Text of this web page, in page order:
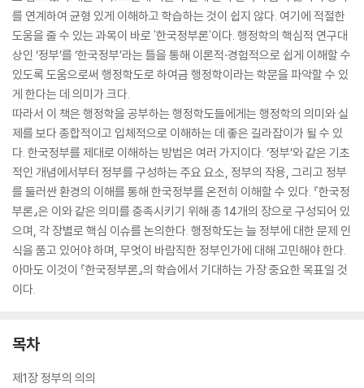
를 연계하여 균형 있게 이해하고 학습하는 것이 쉽지 않다. 여기에 적절한
도움을 줄 수 있는 과목이 바로 '한국정부론'이다. 행정학의 핵심적 연구대
상인 ‘정부’를 ‘한국정부’라는 틀을 통해 이론적·경험적으로 쉽게 이해할 수
있도록 도움으로써 행정학도로 하여금 행정학이라는 학문을 파악할 수 있
게 한다는 데 의미가 크다.
따라서 이 책은 행정학을 공부하는 행정학도들에게는 행정학의 의미와 실
제를 보다 종합적이고 입체적으로 이해하는 데 좋은 길라잡이가 될 수 있
다. 한국정부를 제대로 이해하는 방법은 여러 가지이다. ‘정부’와 같은 기초
적인 개념에서부터 정부를 구성하는 주요 요소, 정부의 작용, 그리고 정부
를 둘러싼 환경의 이해를 통해 한국정부를 온전히 이해할 수 있다. 『한국정
부론』은 이와 같은 의미를 충족시키기 위해 총 14개의 장으로 구성되어 있
으며, 각 장별로 핵심 이슈를 논의한다. 행정학도는 늘 정부에 대한 문제 인
식을 품고 있어야 하며, 무엇이 바람직한 정부인가에 대해 고민해야 한다.
아마도 이것이 『한국정부론』의 학습에서 기대하는 가장 중요한 목표일 것
이다.
목차
제1장 정부의 의의